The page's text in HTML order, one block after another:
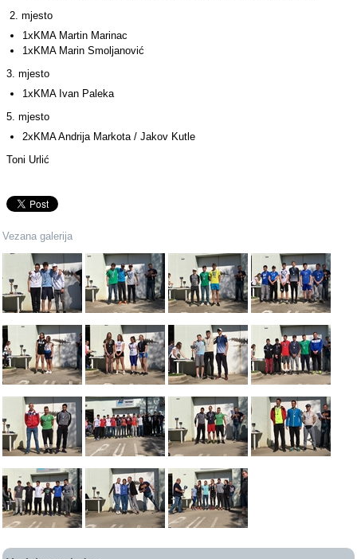
2. mjesto
1xKMA Martin Marinac
1xKMA Marin Smoljanović
3. mjesto
1xKMA Ivan Paleka
5. mjesto
2xKMA Andrija Markota / Jakov Kutle
Toni Urlić
Vezana galerija